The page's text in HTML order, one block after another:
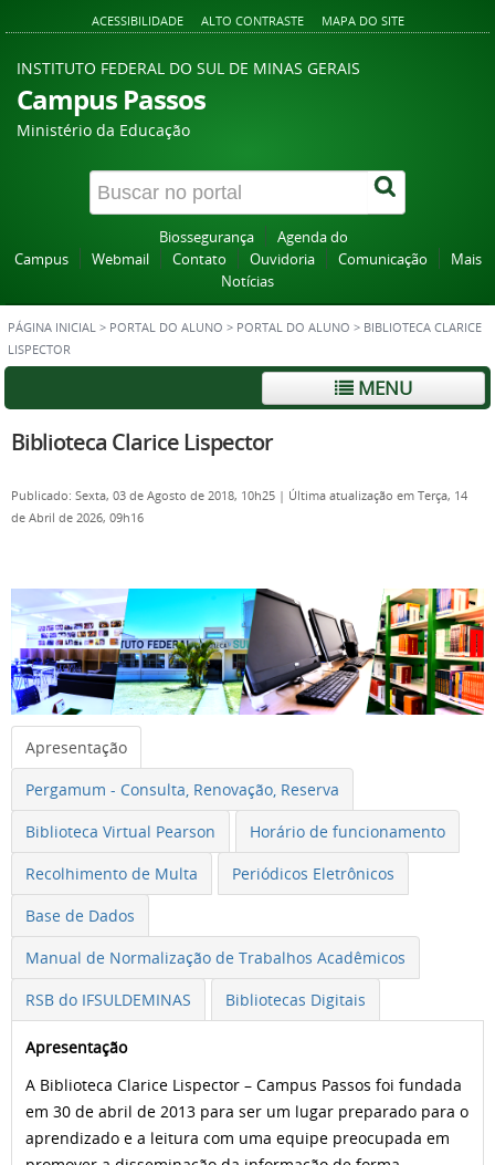
ACESSIBILIDADE ALTO CONTRASTE MAPA DO SITE
INSTITUTO FEDERAL DO SUL DE MINAS GERAIS
Campus Passos
Ministério da Educação
Biossegurança
Agenda do
Campus
Webmail Contato Ouvidoria Comunicação
Mais
Notícias
PÁGINA INICIAL > PORTAL DO ALUNO > PORTAL DO ALUNO > BIBLIOTECA CLARICE
LISPECTOR
MENU
Biblioteca Clarice Lispector
Publicado: Sexta, 03 de Agosto de 2018, 10h25 | Última atualização em Terça, 14
de Abril de 2026, 09h16
Apresentação
Pergamum - Consulta, Renovação, Reserva
Biblioteca Virtual Pearson
Horário de funcionamento
Recolhimento de Multa
Periódicos Eletrônicos
Base de Dados
Manual de Normalização de Trabalhos Acadêmicos
RSB do IFSULDEMINAS
Bibliotecas Digitais
Apresentação
A Biblioteca Clarice Lispector – Campus Passos foi fundada
em 30 de abril de 2013 para ser um lugar preparado para o
aprendizado e a leitura com uma equipe preocupada em